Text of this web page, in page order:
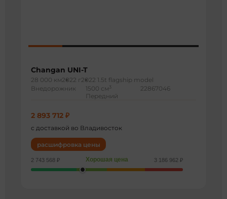
Changan UNI-T
28 000 км2022 г 2022 1.5t flagship model
Внедорожник
1500 см 3
Передний
22867046
2 893 712 ₽
с доставкой во Владивосток
расшифровка цены
2 743 568 ₽ Хорошая цена 3 186 962 ₽